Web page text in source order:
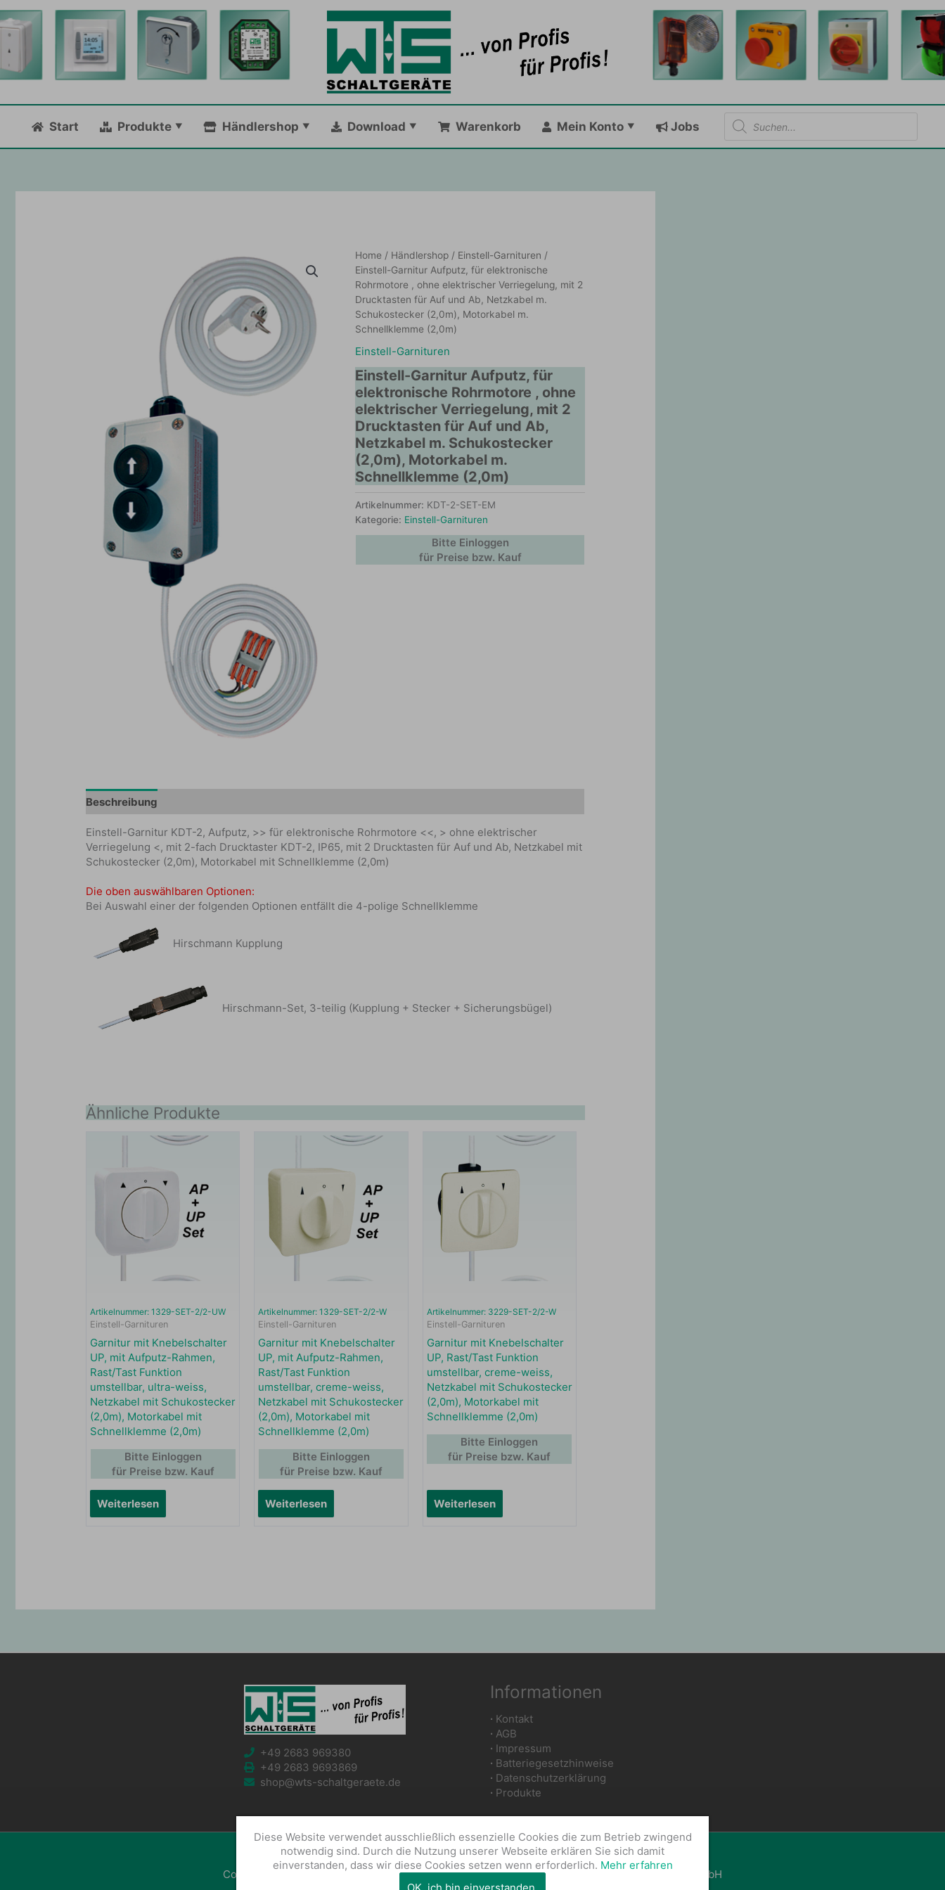
Zum
Inhalt
springen
Start Produkte Händlershop Download Warenkorb Mein Konto Jobs
Products
search
Home / Händlershop / Einstell-Garnituren /
Einstell-Garnitur Aufputz, für elektronische
Rohrmotore , ohne elektrischer Verriegelung, mit 2
Drucktasten für Auf und Ab, Netzkabel m.
Schukostecker (2,0m), Motorkabel m.
Schnellklemme (2,0m)
Einstell-Garnituren
Einstell-Garnitur Aufputz, für
elektronische Rohrmotore , ohne
elektrischer Verriegelung, mit 2
Drucktasten für Auf und Ab,
Netzkabel m. Schukostecker
(2,0m), Motorkabel m.
Schnellklemme (2,0m)
Artikelnummer: KDT-2-SET-EM
Kategorie: Einstell-Garnituren
Bitte Einloggen
für Preise bzw. Kauf
Beschreibung
Einstell-Garnitur KDT-2, Aufputz, >> für elektronische Rohrmotore <<, > ohne elektrischer
Verriegelung <, mit 2-fach Drucktaster KDT-2, IP65, mit 2 Drucktasten für Auf und Ab, Netzkabel mit
Schukostecker (2,0m), Motorkabel mit Schnellklemme (2,0m)
Die oben auswählbaren Optionen:
Bei Auswahl einer der folgenden Optionen entfällt die 4-polige Schnellklemme
Hirschmann Kupplung
Hirschmann-Set, 3-teilig (Kupplung + Stecker + Sicherungsbügel)
Ähnliche Produkte
Artikelnummer: 1329-SET-2/2-UW
Einstell-Garnituren
Garnitur mit Knebelschalter
UP, mit Aufputz-Rahmen,
Rast/Tast Funktion
umstellbar, ultra-weiss,
Netzkabel mit Schukostecker
(2,0m), Motorkabel mit
Schnellklemme (2,0m)
Weiterlesen
Bitte Einloggen
für Preise bzw. Kauf
Artikelnummer: 1329-SET-2/2-W
Einstell-Garnituren
Garnitur mit Knebelschalter
UP, mit Aufputz-Rahmen,
Rast/Tast Funktion
umstellbar, creme-weiss,
Netzkabel mit Schukostecker
(2,0m), Motorkabel mit
Schnellklemme (2,0m)
Weiterlesen
Bitte Einloggen
für Preise bzw. Kauf
Artikelnummer: 3229-SET-2/2-W
Einstell-Garnituren
Garnitur mit Knebelschalter
UP, Rast/Tast Funktion
umstellbar, creme-weiss,
Netzkabel mit Schukostecker
(2,0m), Motorkabel mit
Schnellklemme (2,0m)
Weiterlesen
Bitte Einloggen
für Preise bzw. Kauf
+49 2683 969380
+49 2683 9693869
shop@wts-schaltgeraete.de
Informationen
∙ Kontakt
∙ AGB
∙ Impressum
∙ Batteriegesetzhinweise
∙ Datenschutzerklärung
∙ Produkte
Copyright © 2026 WTS Schaltgeräte GmbH | Umsetzung und Realisierung: WTS Schaltgeräte GmbH
Diese Website verwendet ausschließlich essenzielle Cookies die zum Betrieb zwingend
notwendig sind. Durch die Nutzung unserer Webseite erklären Sie sich damit
einverstanden, dass wir diese Cookies setzen wenn erforderlich. Mehr erfahren